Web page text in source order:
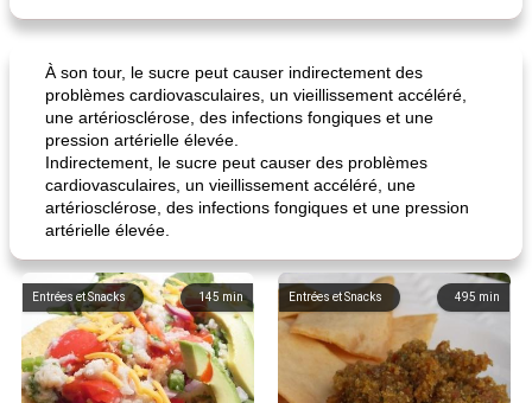
À son tour, le sucre peut causer indirectement des
problèmes cardiovasculaires, un vieillissement accéléré,
une artériosclérose, des infections fongiques et une
pression artérielle élevée.
Indirectement, le sucre peut causer des problèmes
cardiovasculaires, un vieillissement accéléré, une
artériosclérose, des infections fongiques et une pression
artérielle élevée.
145 min
Entrées et Snacks 495 min
Entrées et Snacks